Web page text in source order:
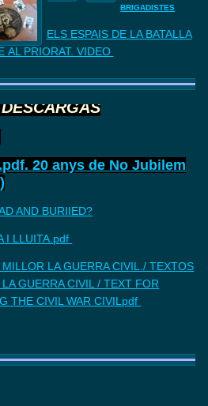
BRIGADISTES
ELS ESPAIS DE LA BATALLA
AL PRIORAT. VIDEO
DESCARGAS
20 anys de No Jubilem
AND BURIIED?
I LLUITA.pdf
LA GUERRA CIVIL./ TEXTOS
GUERRA CIVIL / TEXT FOR
THE CIVIL WAR CIVILpdf